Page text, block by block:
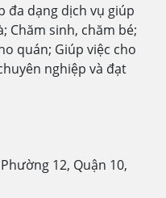
đa dạng dịch vụ giúp
Chăm sinh, chăm bé;
quán; Giúp việc cho
nghiệp và đạt
12, Quận 10,